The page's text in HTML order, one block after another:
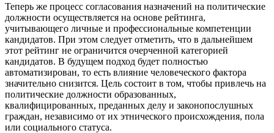
Теперь же процесс согласования назначений на политические
должности осуществляется на основе рейтинга,
учитывающего личные и профессиональные компетенции
кандидатов. При этом следует отметить, что в дальнейшем
этот рейтинг не ограничится очерченной категорией
кандидатов. В будущем подход будет полностью
автоматизирован, то есть влияние человеческого фактора
значительно снизится. Цель состоит в том, чтобы привлечь на
политические должности образованных,
квалифицированных, преданных делу и законопослушных
граждан, независимо от их этнического происхождения, пола
или социального статуса.